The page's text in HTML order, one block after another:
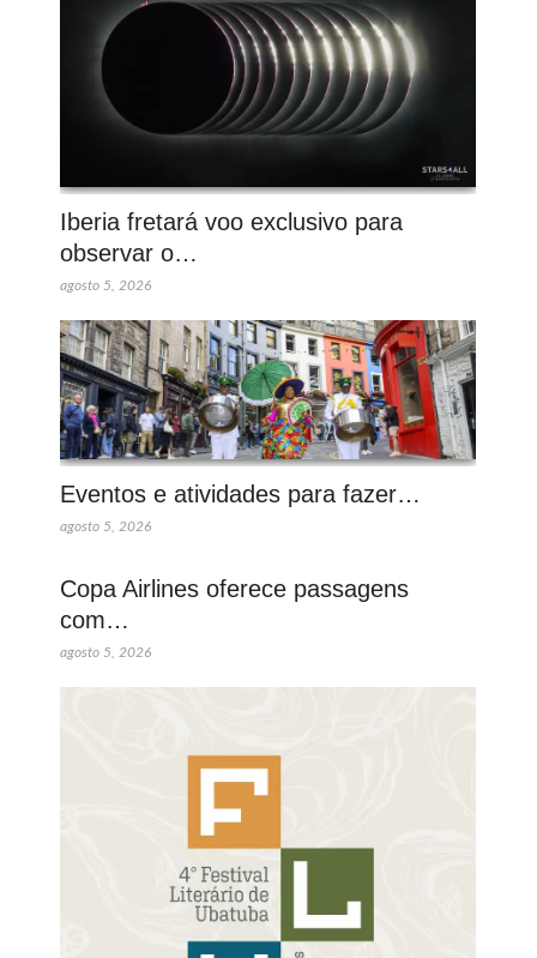
Iberia fretará voo exclusivo para
observar o…
agosto 5, 2026
Eventos e atividades para fazer…
agosto 5, 2026
Copa Airlines oferece passagens
com…
agosto 5, 2026